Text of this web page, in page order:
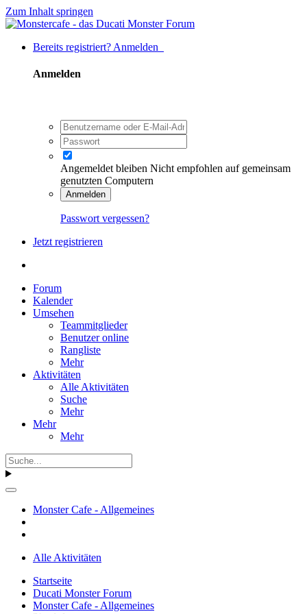
Zum Inhalt springen
Bereits registriert? Anmelden
Anmelden
Angemeldet bleiben Nicht empfohlen auf gemeinsam
genutzten Computern
Anmelden
Passwort vergessen?
Jetzt registrieren
Forum
Kalender
Umsehen
Teammitglieder
Benutzer online
Rangliste
Mehr
Aktivitäten
Alle Aktivitäten
Suche
Mehr
Mehr
Mehr
Monster Cafe - Allgemeines
Alle Aktivitäten
Startseite
Ducati Monster Forum
Monster Cafe - Allgemeines